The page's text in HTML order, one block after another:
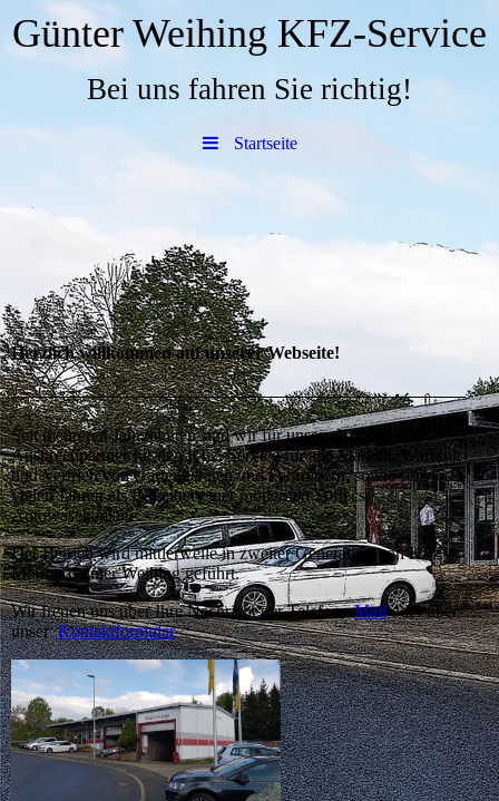
Günter Weihing KFZ-Service
Bei uns fahren Sie richtig!
Startseite
Herzlich willkommen auf unserer Webseite!
Seit mehreren Jahrzehnten sind wir für unsere Kunden der
Ansprechpartner für den KFZ-Service für alle Marken, Wartung
und Vertrieb von Gartengeräten und Fahrrädern, sowie seit
vielen Jahren als Betreiber einer modernen Softecs-
Autowaschanlage.
Der Betrieb wird mittlerweile in zweiter Generation von KFZ-
Meister Günter Weihing geführt.
Wir freuen uns über Ihre Nachricht per Telefon,Mailoder über
unserKontaktformular